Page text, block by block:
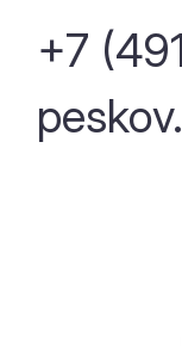
+7